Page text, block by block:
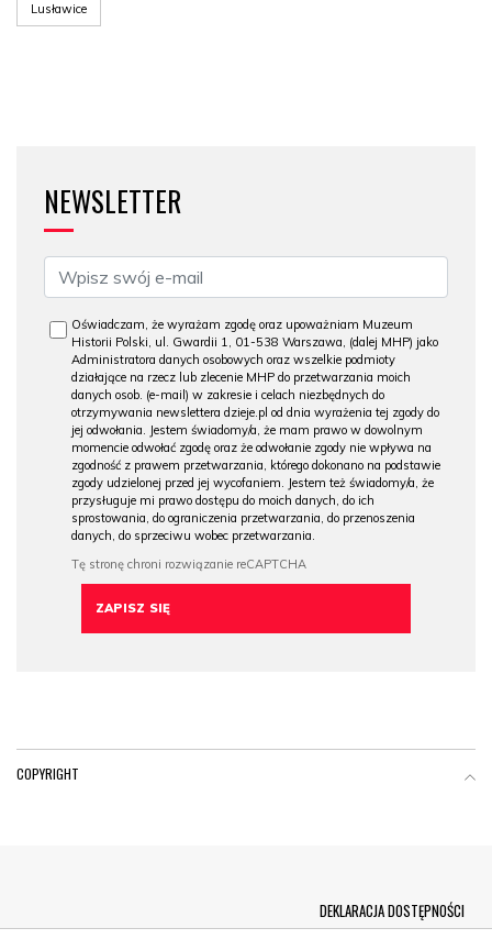
Lusławice
NEWSLETTER
Oświadczam, że wyrażam zgodę oraz upoważniam Muzeum
Historii Polski, ul. Gwardii 1, 01-538 Warszawa, (dalej MHP) jako
Administratora danych osobowych oraz wszelkie podmioty
działające na rzecz lub zlecenie MHP do przetwarzania moich
danych osob. (e-mail) w zakresie i celach niezbędnych do
otrzymywania newslettera dzieje.pl od dnia wyrażenia tej zgody do
jej odwołania. Jestem świadomy/a, że mam prawo w dowolnym
momencie odwołać zgodę oraz że odwołanie zgody nie wpływa na
zgodność z prawem przetwarzania, którego dokonano na podstawie
zgody udzielonej przed jej wycofaniem. Jestem też świadomy/a, że
przysługuje mi prawo dostępu do moich danych, do ich
sprostowania, do ograniczenia przetwarzania, do przenoszenia
danych, do sprzeciwu wobec przetwarzania.
COPYRIGHT
DEKLARACJA DOSTĘPNOŚCI